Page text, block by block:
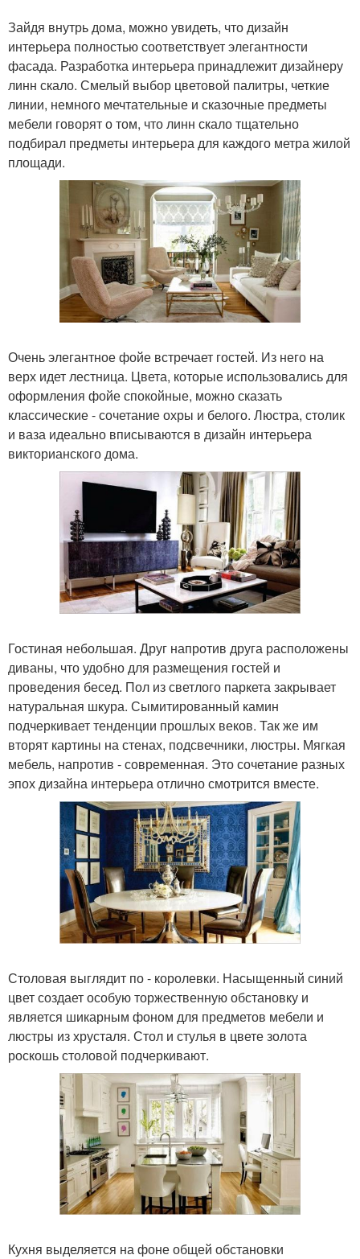
Зайдя внутрь дома, можно увидеть, что дизайн
интерьера полностью соответствует элегантности
фасада. Разработка интерьера принадлежит дизайнеру
линн скало. Смелый выбор цветовой палитры, четкие
линии, немного мечтательные и сказочные предметы
мебели говорят о том, что линн скало тщательно
подбирал предметы интерьера для каждого метра жилой
площади.
Очень элегантное фойе встречает гостей. Из него на
верх идет лестница. Цвета, которые использовались для
оформления фойе спокойные, можно сказать
классические - сочетание охры и белого. Люстра, столик
и ваза идеально вписываются в дизайн интерьера
викторианского дома.
Гостиная небольшая. Друг напротив друга расположены
диваны, что удобно для размещения гостей и
проведения бесед. Пол из светлого паркета закрывает
натуральная шкура. Сымитированный камин
подчеркивает тенденции прошлых веков. Так же им
вторят картины на стенах, подсвечники, люстры. Мягкая
мебель, напротив - современная. Это сочетание разных
эпох дизайна интерьера отлично смотрится вместе.
Столовая выглядит по - королевки. Насыщенный синий
цвет создает особую торжественную обстановку и
является шикарным фоном для предметов мебели и
люстры из хрусталя. Стол и стулья в цвете золота
роскошь столовой подчеркивают.
Кухня выделяется на фоне общей обстановки